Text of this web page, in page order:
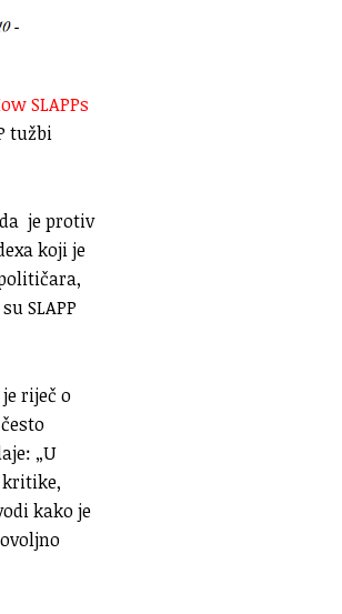
SLAPPs
tužbi
je protiv
koji je
SLAPP
riječ o
„U
kako je